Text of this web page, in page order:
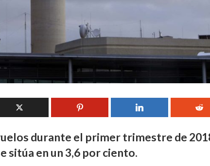
durante el primer trimestre de
sitúa en un 3,6 por ciento.